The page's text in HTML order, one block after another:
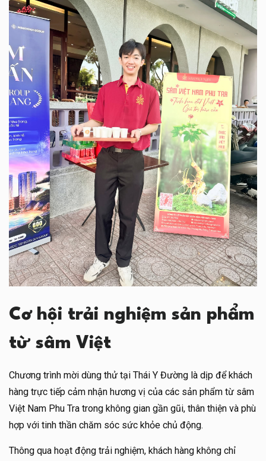
Cơ hội trải nghiệm sản phẩm
từ sâm Việt
Chương trình mời dùng thử tại Thái Y Đường là dịp để khách
hàng trực tiếp cảm nhận hương vị của các sản phẩm từ sâm
Việt Nam Phu Tra trong không gian gần gũi, thân thiện và phù
hợp với tinh thần chăm sóc sức khỏe chủ động.
Thông qua hoạt động trải nghiệm, khách hàng không chỉ